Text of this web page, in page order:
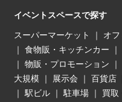
イベントスペースで探す
スーパーマーケット ｜ オ
｜ 食物販・キッチンカー ｜
｜ 物販・プロモーション ｜
大規模｜ 展示会 ｜ 百貨店
｜駅ビル｜駐車場｜ 買取